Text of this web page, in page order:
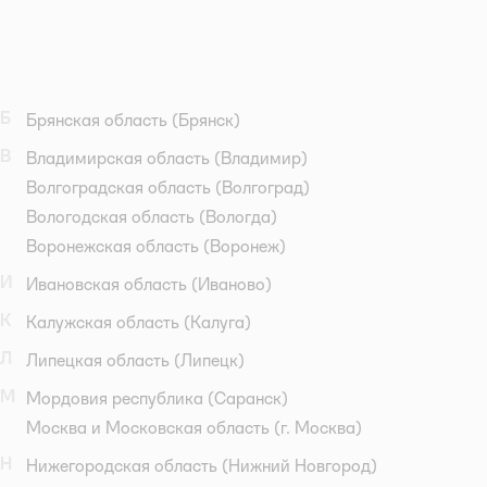
Брянская область (Брянск)
Владимирская область (Владимир)
Волгоградская область (Волгоград)
Вологодская область (Вологда)
Воронежская область (Воронеж)
Ивановская область (Иваново)
Калужская область (Калуга)
Липецкая область (Липецк)
Мордовия республика (Саранск)
Москва и Московская область (г. Москва)
Нижегородская область (Нижний Новгород)